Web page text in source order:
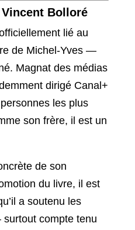
Bolloré
lié au
de Michel-Yves —
Magnat des médias
dirigé Canal+
les plus
son frère, il est un
de son
du livre, il est
a soutenu les
compte tenu